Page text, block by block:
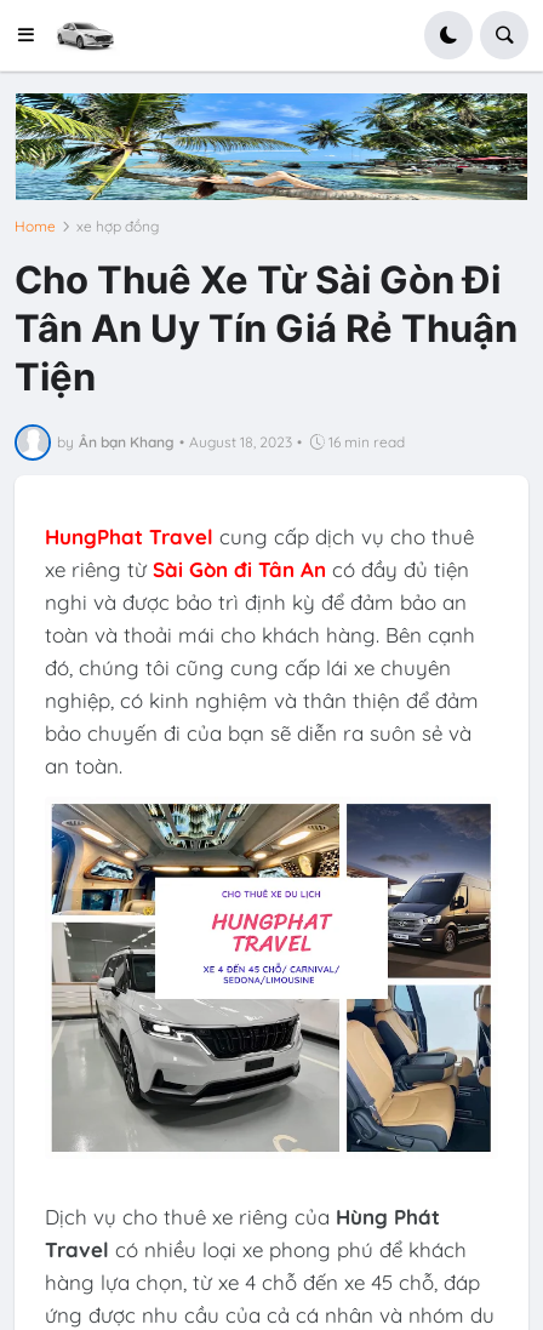
Home xe hợp đồng
Cho Thuê Xe Từ Sài Gòn Đi
Tân An Uy Tín Giá Rẻ Thuận
Tiện
by Ân bạn Khang • August 18, 2023 • 16 min read
HungPhat Travel cung cấp dịch vụ cho thuê
xe riêng từ Sài Gòn đi Tân An có đầy đủ tiện
nghi và được bảo trì định kỳ để đảm bảo an
toàn và thoải mái cho khách hàng. Bên cạnh
đó, chúng tôi cũng cung cấp lái xe chuyên
nghiệp, có kinh nghiệm và thân thiện để đảm
bảo chuyến đi của bạn sẽ diễn ra suôn sẻ và
an toàn.
Dịch vụ cho thuê xe riêng của Hùng Phát
Travel có nhiều loại xe phong phú để khách
hàng lựa chọn, từ xe 4 chỗ đến xe 45 chỗ, đáp
ứng được nhu cầu của cả cá nhân và nhóm du